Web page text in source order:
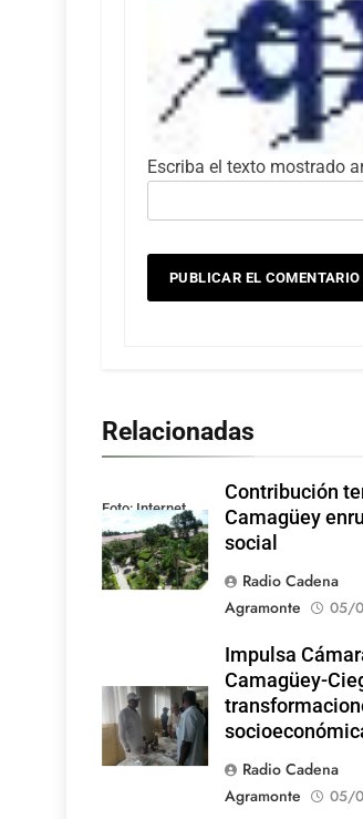
Escriba el texto mostrado
Relacionadas
Foto: Internet
Contribución
Camagüey
social
Radio Cadena
Agramonte
05/
Impulsa
Camagüey-
Radio Cadena
Agramonte
05/